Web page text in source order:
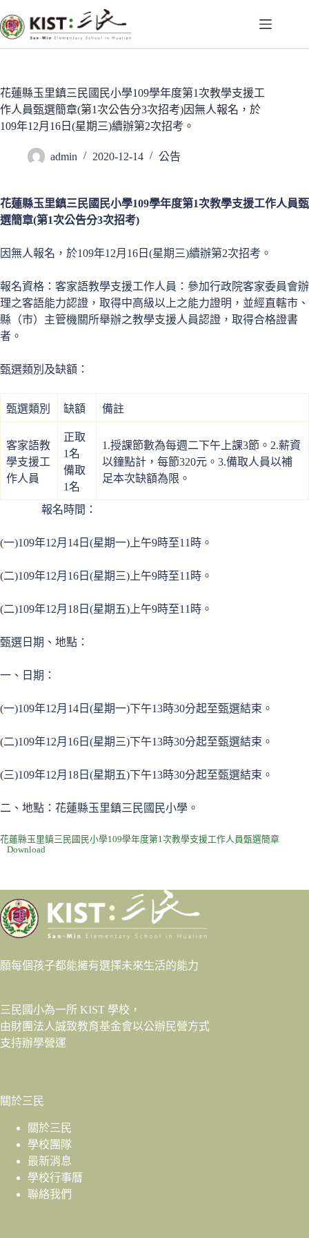
至
主
容
花蓮縣玉里鎮三民國民小學109學年度第1次教學支援工
作人員甄選簡章(第1次公告分3次招考)因無人報名，於
109年12月16日(星期三)續辦第2次招考。
admin 2020-12-14 公告
花蓮縣玉里鎮三民國民小學109學年度第1次教學支援工作人員甄
選簡章(第1次公告分3次招考)
因無人報名，於109年12月16日(星期三)續辦第2次招考。
報名資格：客家語教學支援工作人員：參加行政院客家委員會辦
理之客語能力認證，取得中高級以上之能力證明，並經直轄市、
縣（市）主管機關所舉辦之教學支援人員認證，取得合格證書
者。
甄選類別及缺額：
甄選類別 缺額 備註
客家語教
學支援工
作人員
正取
1名
備取
1名
1.授課節數為每週二下午上課3節。2.薪資
以鐘點計，每節320元。3.備取人員以補
足本次缺額為限。
報名時間：
(一)109年12月14日(星期一)上午9時至11時。
(二)109年12月16日(星期三)上午9時至11時。
(二)109年12月18日(星期五)上午9時至11時。
甄選日期、地點：
一、日期：
(一)109年12月14日(星期一)下午13時30分起至甄選結束。
(二)109年12月16日(星期三)下午13時30分起至甄選結束。
(三)109年12月18日(星期五)下午13時30分起至甄選結束。
二、地點：花蓮縣玉里鎮三民國民小學。
花蓮縣玉里鎮三民國民小學109學年度第1次教學支援工作人員甄選簡章
Download
願每個孩子都能擁有選擇未來生活的能力
三民國小為一所 KIST 學校，
由財團法人誠致教育基金會以公辦民營方式
支持辦學營運
關於三民
關於三民
學校團隊
最新消息
學校行事曆
聯絡我們